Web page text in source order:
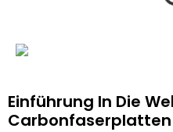
Einführung In Die
Carbonfaserplatten